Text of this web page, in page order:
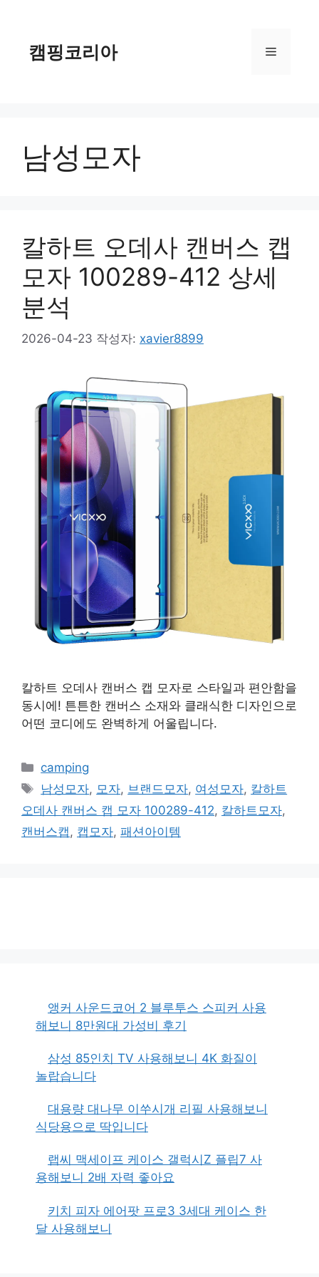
캠핑코리아 메
남성모자
칼하트 오데사 캔버스 캡
모자 100289-412 상세
분석
2026-04-23 작성자: xavier8899
칼하트 오데사 캔버스 캡 모자로 스타일과 편안함을
동시에! 튼튼한 캔버스 소재와 클래식한 디자인으로
어떤 코디에도 완벽하게 어울립니다.
카
테
고
리
camping
태
그
남성모자, 모자, 브랜드모자, 여성모자, 칼하트
오데사 캔버스 캡 모자 100289-412, 칼하트모자,
캔버스캡 , 캡모자, 패션아이템
앵커 사운드코어 2 블루투스 스피커 사용
해보니 8만원대 가성비 후기
삼성 85인치 TV 사용해보니 4K 화질이
놀랍습니다
대용량 대나무 이쑤시개 리필 사용해보니
식당용으로 딱입니다
랩씨 맥세이프 케이스 갤럭시Z 플립7 사
용해보니 2배 자력 좋아요
키치 피자 에어팟 프로3 3세대 케이스 한
달 사용해보니